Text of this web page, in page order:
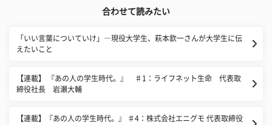
合わせて読みたい
「いい言葉についていけ」―現役大学生、萩本欽一さんが大学生に伝
えたいこと
【連載】 『あの人の学生時代。』 ♯1：ライフネット生命 代表取
締役社長 岩瀬大輔
【連載】『あの人の学生時代。』 ♯4：株式会社エニグモ 代表取締役